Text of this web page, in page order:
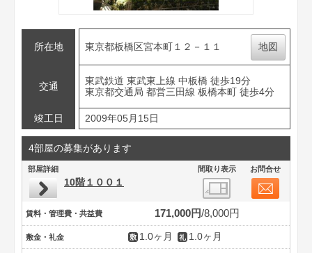
所在地 東京都板橋区宮本町１２－１１ 地図
交通
東武鉄道 東武東上線 中板橋 徒歩19分
東京都交通局 都営三田線 板橋本町 徒歩4分
竣工日 2009年05月15日
4部屋の募集があります
部屋詳細 間取り表示 お問合せ
10階１００１
賃料・管理費・共益費 171,000円 8,000円
敷金・礼金 1.0ヶ月 1.0ヶ月